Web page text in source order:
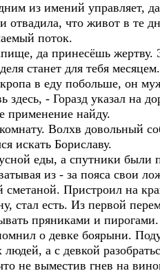
из имений управляет,
отвадила, что живот в те
поток.
да принесёшь
станет для тебя
в еду побольше, он
- Горазд указал на
применение найду.
Волхв довольный
искать Бориславу.
еды, а спутники были
из - за пояса свои
Пристроил на
стал есть. Из первой
пряниками и пирогами.
о девке боярыни.
а с девкой
не выместив гнев на